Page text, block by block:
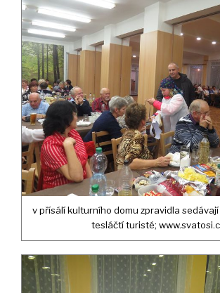
v přísálí kulturního domu zpravidla
tesláčtí turisté;